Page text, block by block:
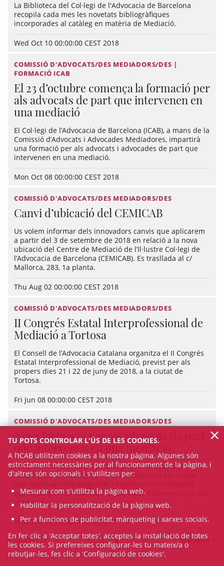
La Biblioteca del Col·legi de l'Advocacia de Barcelona
recopila cada mes les novetats bibliogràfiques
incorporades al catàleg en matèria de Mediació.
Wed Oct 10 00:00:00 CEST 2018
COMISSIÓ D'ADVOCATS/DES MEDIADORS/DES |
FORMACIÓ ICAB
El 23 d’octubre comença la formació per
als advocats de part que intervenen en
una mediació
El Col·legi de l’Advocacia de Barcelona (ICAB), a mans de la
Comissió d’Advocats i Advocades Mediadores, impartirà
una formació per als advocats i advocades de part que
intervenen en una mediació.
Mon Oct 08 00:00:00 CEST 2018
COMISSIÓ D'ADVOCATS/DES MEDIADORS/DES
Canvi d’ubicació del CEMICAB
Us volem informar dels innovadors canvis que aplicarem
a partir del 3 de setembre de 2018 en relació a la nova
ubicació del Centre de Mediació de l’Il·lustre Col·legi de
l’Advocacia de Barcelona (CEMICAB). Es trasllada al c/
Mallorca, 283, 1a planta.
Thu Aug 02 00:00:00 CEST 2018
COMISSIÓ D'ADVOCATS/DES MEDIADORS/DES
II Congrés Estatal Interprofessional de
Mediació a Tortosa
El Consell de l’Advocacia Catalana organitza el II Congrés
Estatal Interprofessional de Mediació, previst per als
propers dies 21 i 22 de juny de 2018, a la ciutat de
Tortosa.
Fri Jun 08 00:00:00 CEST 2018
COMISSIÓ D'ADVOCATS/DES MEDIADORS/DES
Nova formació per als advocats de part
que intervenen en una mediació
El Centre de Mediació del Col·legi de l’Advocacia de
Barcelona (CEMICAB) fa un pas endavant en els cursos
específica per als advocats de part que intervenen en una
mediació.
Wed Feb 28 00:00:00 CET 2018
ANTERIOR 4 5 6 7 8 SEGÜENT
TU POTS CONTROLAR L'ÚS DE LES COOKIES.
A l’ICAB utilitzem cookies a la nostra pàgina. Algunes són
estrictament necessàries per al funcionament de la pàgina, i
d'altres són opcionals i s'utilitzen per:
Mesurar com s'utilitza la pàgina web.
Habilitar la personalització de la pàgina web.
Per a funcions de publicitat, màrqueting i xarxes socials.
En fer clic a 'Acceptar totes', acceptes la instal·lació de totes
les cookies. Si prefereixes configurar-les tu mateix/a o
rebutjar-les, fes clic a 'Configuració de cookies'.
×